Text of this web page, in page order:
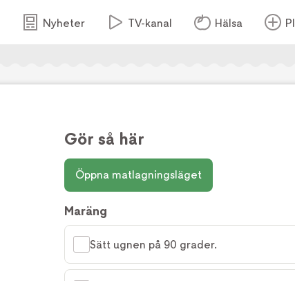
Nyheter TV-kanal Hälsa
Gör så här
Öppna matlagningsläget
Maräng
Sätt ugnen på 90 grader.